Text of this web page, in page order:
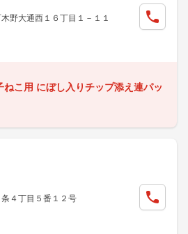
野大通西１６丁目１－１１
ねこ用 にぼし入りチップ添え連パッ
４丁目５番１２号